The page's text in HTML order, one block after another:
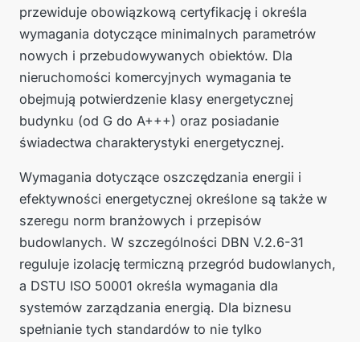
przewiduje obowiązkową certyfikację i określa
wymagania dotyczące minimalnych parametrów
nowych i przebudowywanych obiektów. Dla
nieruchomości komercyjnych wymagania te
obejmują potwierdzenie klasy energetycznej
budynku (od G do A+++) oraz posiadanie
świadectwa charakterystyki energetycznej.
Wymagania dotyczące oszczędzania energii i
efektywności energetycznej określone są także w
szeregu norm branżowych i przepisów
budowlanych. W szczególności DBN V.2.6-31
reguluje izolację termiczną przegród budowlanych,
a DSTU ISO 50001 określa wymagania dla
systemów zarządzania energią. Dla biznesu
spełnianie tych standardów to nie tylko